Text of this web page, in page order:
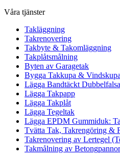
Våra tjänster
Takläggning
Takrenovering
Takbyte & Takomläggning
Takplåtsmålning
Byten av Garagetak
Bygga Takkupa &
Lägga Bandtäckt
Lägga Takpapp
Lägga Takplåt
Lägga Tegeltak
Lägga EPDM Gummiduk:
Tvätta Tak, Takrengöring &
Takrenovering av Lertegel
Takmålning av